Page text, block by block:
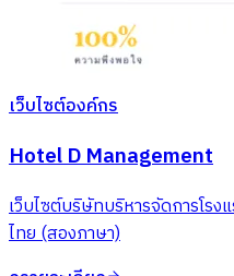
เว็บไซต์องค์กร
Hotel D Management
เว็บไซต์บริษัทบริหารจัดการโร
ไทย (สองภาษา)